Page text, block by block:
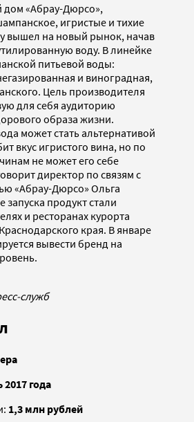
дом «Абрау-Дюрсо»,
игристые и тихие
вышел на новый рынок, начав
воду. В линейке
питьевой воды:
и виноградная,
Цель производителя
для себя аудиторию
образа жизни.
может стать альтернативой
вкус игристого вина, но по
не может его себе
директор по связям с
«Абрау-Дюрсо» Ольга
запуска продукт стали
и ресторанах курорта
края. В январе
вывести бренд на
служб
2017 года
1,3 млн рублей